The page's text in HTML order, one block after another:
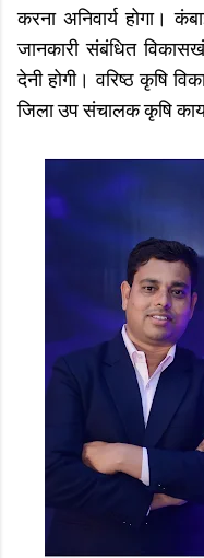
करना अनिवार्य होगा।
जानकारी संबंधित
देनी होगी। वरिष्ठ कृषि
जिला उप संचालक कृषि